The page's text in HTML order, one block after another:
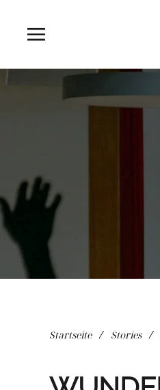
Zum Hauptinhalt
Startseite Stories